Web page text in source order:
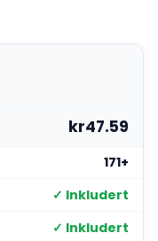
kr47.59
171+
✓ Inkludert
✓ Inkludert